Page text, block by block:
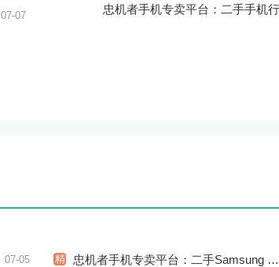
07-07
精 忠机者手机专卖平台：二手Samsung Galaxy M31市场价格持续下跌
07-05